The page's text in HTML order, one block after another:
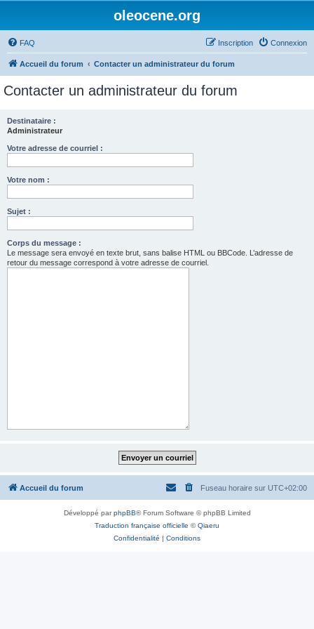
oleocene.org
FAQ Connexion
Inscription
Accueil du forum Contacter un administrateur du forum
Contacter un administrateur du forum
Destinataire :
Administrateur
Votre adresse de courriel :
Votre nom :
Sujet :
Corps du message :
Le message sera envoyé en texte brut, sans balise HTML ou BBCode. L’adresse de
retour du message correspond à votre adresse de courriel.
Accueil du forum Fuseau horaire sur UTC+02:00
Développé parphpBB® Forum Software © phpBB Limited
Traduction française officielle ©Qiaeru
Confidentialité | Conditions